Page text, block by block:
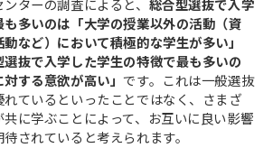
ターの調査によると、 総合型選抜で入学
も多いのは「大学の授業以外の活動（資
など）において積極的な学生が多い」
抜で入学した学生の特徴で最も多いの
する意欲が高い」です。これは一般選抜
ているといったことではなく、さまざ
に学ぶことによって、お互いに良い影響
されていると考えられます。